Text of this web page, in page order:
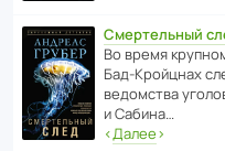
Смертельный
Во время
Бад‑Крой­цнах
ведомства
и Сабина…
‹Далее›